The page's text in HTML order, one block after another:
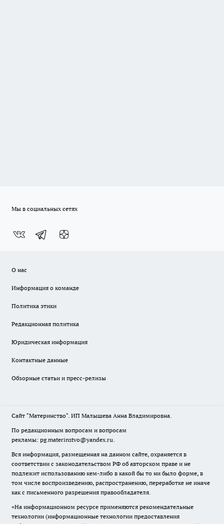
Мы в социальных сетях
О нас
Информация о команде
Политика этики
Редакционная политика
Юридическая информация
Контактные данные
Обзорные статьи и пресс-релизы
Сайт "Материнство". ИП Малышева Анна Владимировна.
По редакционным вопросам и вопросам
рекламы: pg.materinstvo@yandex.ru.
Вся информация, размещенная на данном сайте, охраняется в
соответствии с законодательством РФ об авторском праве и не
подлежит использованию кем-либо в какой бы то ни было форме, в
том числе воспроизведению, распространению, переработке не иначе
как с письменного разрешения правообладателя.
«На информационном ресурсе применяются рекомендательные
технологии (информационные технологии предоставления